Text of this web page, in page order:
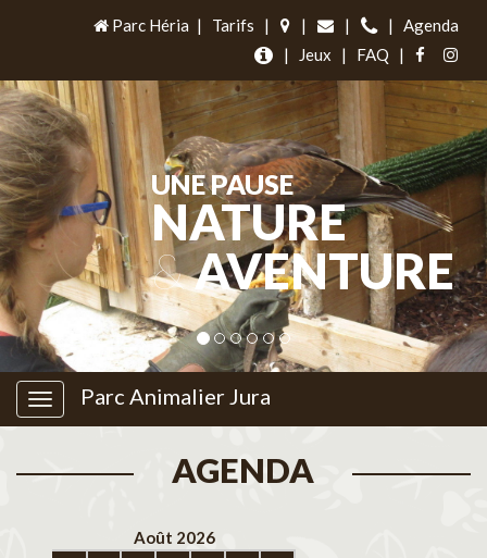
Parc Héria | Tarifs | | | |
Agenda
|
Jeux | FAQ |
UNE PAUSE
NATURE
&AVENTURE
Parc Animalier Jura
AGENDA
Août 2026